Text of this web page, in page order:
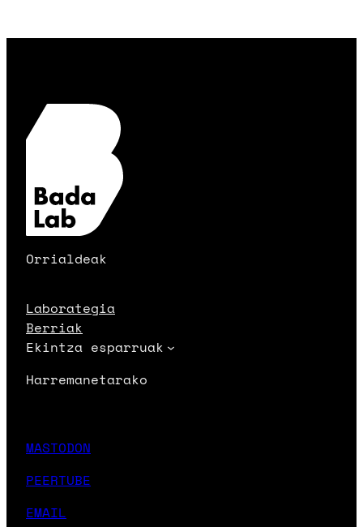
Orrialdeak
Laborategia
Berriak
Ekintza esparruak
Harremanetarako
MASTODON
PEERTUBE
EMAIL